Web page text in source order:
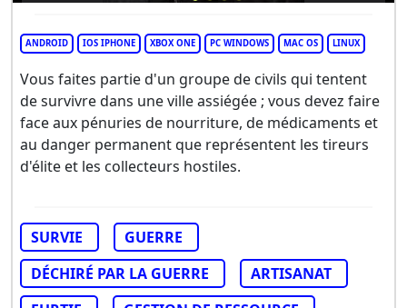
ANDROID IOS IPHONE XBOX ONE PC WINDOWS MAC OS LINUX
Vous faites partie d'un groupe de civils qui tentent
de survivre dans une ville assiégée ; vous devez faire
face aux pénuries de nourriture, de médicaments et
au danger permanent que représentent les tireurs
d'élite et les collecteurs hostiles.
SURVIE
GUERRE
DÉCHIRÉ PAR LA GUERRE
ARTISANAT